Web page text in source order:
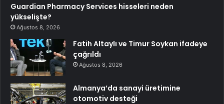
Guardian Pharmacy Services hisseleri neden
yükselişte?
Ağustos 8, 2026
Fatih Altaylı ve Timur Soykan ifadeye
çağrıldı
Ağustos 8, 2026
Almanya’da sanayi üretimine
otomotiv desteği